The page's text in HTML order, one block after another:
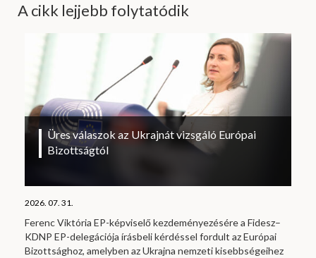
A cikk lejjebb folytatódik
Üres válaszok az Ukrajnát vizsgáló Európai
Bizottságtól
2026. 07. 31.
Ferenc Viktória EP-képviselő kezdeményezésére a Fidesz–
KDNP EP-delegációja írásbeli kérdéssel fordult az Európai
Bizottsághoz, amelyben az Ukrajna nemzeti kisebbségeihez